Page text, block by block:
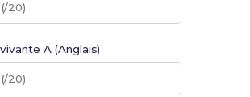
20)
A (Anglais)
20)